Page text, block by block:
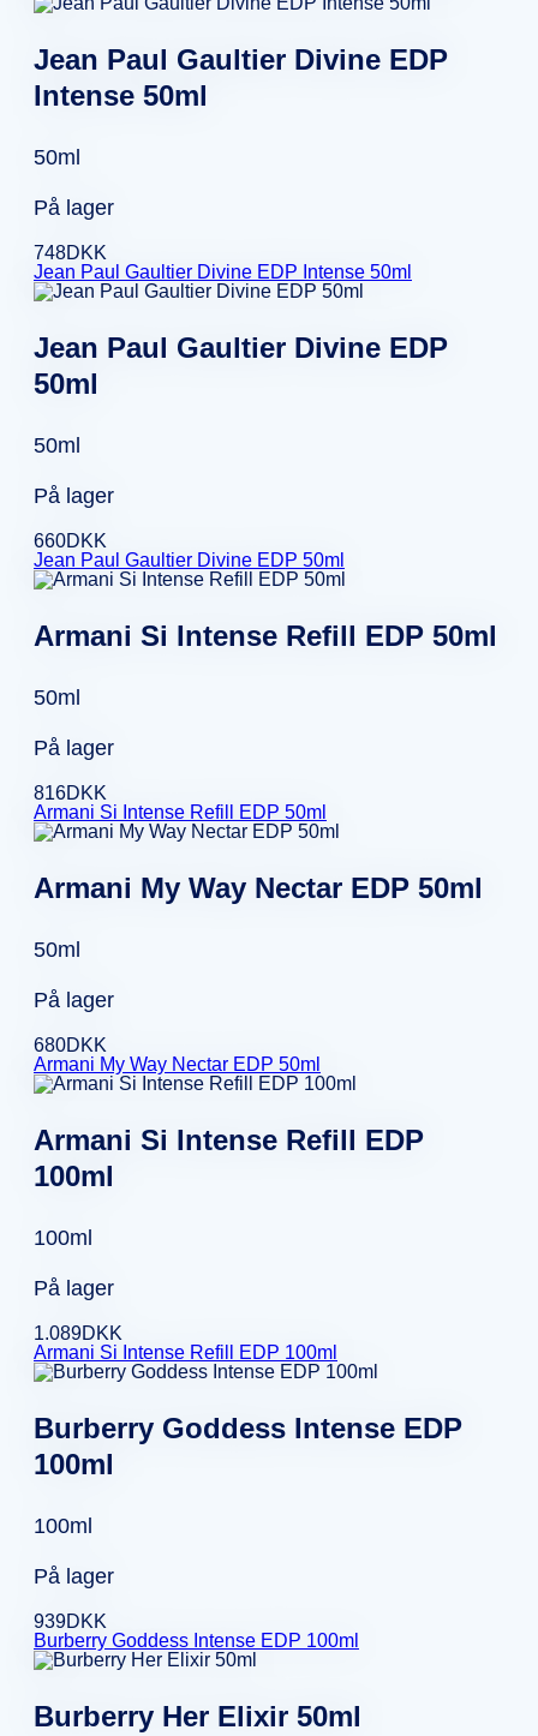
Jean Paul Gaultier Divine EDP
Intense 50ml
50ml
På lager
748DKK
Jean Paul Gaultier Divine EDP Intense 50ml
Jean Paul Gaultier Divine EDP
50ml
50ml
På lager
660DKK
Jean Paul Gaultier Divine EDP 50ml
Armani Si Intense Refill EDP 50ml
50ml
På lager
816DKK
Armani Si Intense Refill EDP 50ml
Armani My Way Nectar EDP 50ml
50ml
På lager
680DKK
Armani My Way Nectar EDP 50ml
Armani Si Intense Refill EDP
100ml
100ml
På lager
1.089DKK
Armani Si Intense Refill EDP 100ml
Burberry Goddess Intense EDP
100ml
100ml
På lager
939DKK
Burberry Goddess Intense EDP 100ml
Burberry Her Elixir 50ml